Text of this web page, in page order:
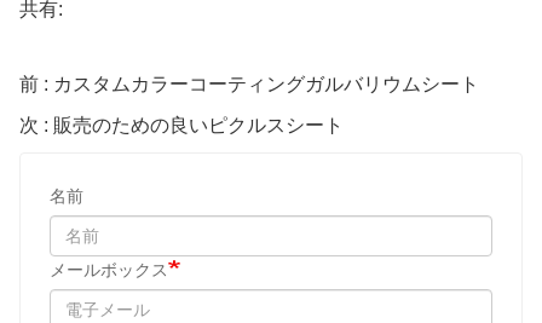
共有:
前 : カスタムカラーコーティングガルバリウムシート
次 : 販売のための良いピクルスシート
名前
メールボックス